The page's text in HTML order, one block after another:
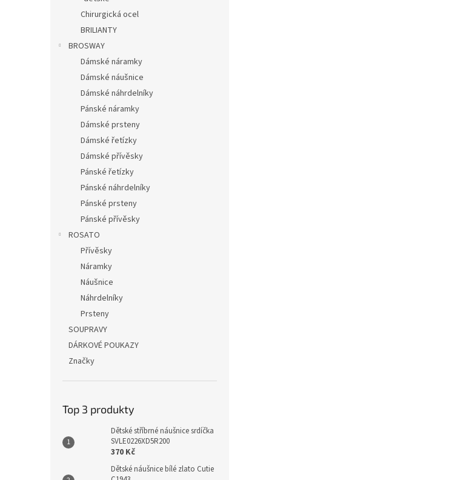
Chirurgická ocel
BRILIANTY
BROSWAY
Dámské náramky
Dámské náušnice
Dámské náhrdelníky
Pánské náramky
Dámské prsteny
Dámské řetízky
Dámské přívěsky
Pánské řetízky
Pánské náhrdelníky
Pánské prsteny
Pánské přívěsky
ROSATO
Přívěsky
Náramky
Náušnice
Náhrdelníky
Prsteny
SOUPRAVY
DÁRKOVÉ POUKAZY
Značky
Top 3 produkty
Dětské stříbrné náušnice srdíčka
SVLE0226XD5R200
370 Kč
Dětské náušnice bílé zlato Cutie